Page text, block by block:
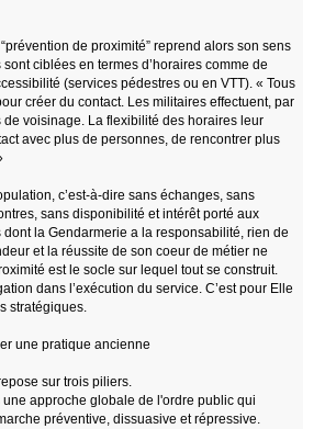
de proximité” reprend alors son sens
ciblées en termes d’horaires comme de
(services pédestres ou en VTT). « Tous
créer du contact. Les militaires effectuent, par
voisinage. La flexibilité des horaires leur
avec plus de personnes, de rencontrer plus
c’est-à-dire sans échanges, sans
sans disponibilité et intérêt porté aux
dont la Gendarmerie a la responsabilité, rien de
et la réussite de son coeur de métier ne
est le socle sur lequel tout se construit.
dans l’exécution du service. C’est pour Elle
stratégiques.
une pratique ancienne
sur trois piliers.
approche globale de l'ordre public qui
préventive, dissuasive et répressive.